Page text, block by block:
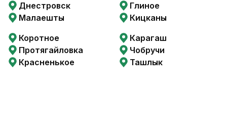
Днестровск
Малаешты
Глиное
Кицканы
Коротное
Протягайловка
Красненькое
Карагаш
Чобручи
Ташлык